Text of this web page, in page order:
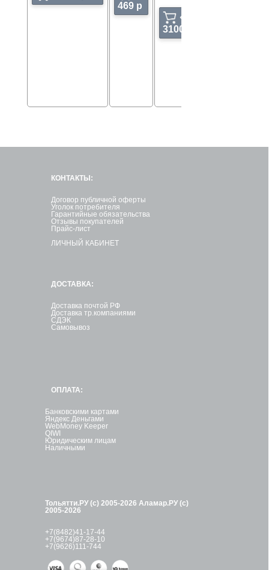
469 p
⇐
3100 p
КОНТАКТЫ:
Договор публичной оферты
Уголок потребителя
Гарантийные обязательства
Отзывы покупателей
Прайс-лист
ЛИЧНЫЙ КАБИНЕТ
ДОСТАВКА:
Доставка почтой РФ
Доставка тр.компаниями
СДЭК
Самовывоз
ОПЛАТА:
Банковскими картами
Яндекс Деньгами
WebMoney Keeper
QIWI
Юридическим лицам
Наличными
Тольятти.РУ (с) 2005-2026 Аламар.РУ (с)
2005-2026
+7(8482)41-17-44
+7(9674)87-28-10
+7(9626)111-744